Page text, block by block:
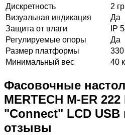
Дискретность
2 гр
Визуальная индикация
Да
Защита от влаги
IP
Регулируемые опоры
Да
Размер платформы
Минимальный вес
40
Фасовочные
MERTECH M-ER 222
"Connect" LCD USB
отзывы